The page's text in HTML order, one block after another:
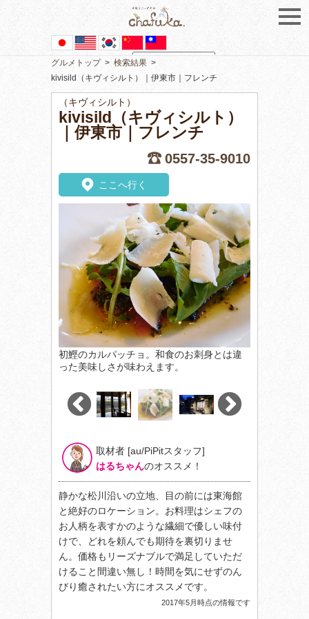
Powered by
グルメトップ> 検索結果 >
kivisild（キヴィシルト）｜伊東市｜フレンチ
（キヴィシルト）
kivisild（キヴィシルト）
｜伊東市｜フレンチ
0557-35-9010
ここへ行く
初鰹のカルパッチョ。和食のお刺身とは違
った美味しさが味わえます。
取材者 [au/PiPitスタッフ]
はるちゃんのオススメ！
静かな松川沿いの立地、目の前には東海館
と絶好のロケーション。お料理はシェフの
お人柄を表すかのような繊細で優しい味付
けで、どれを頼んでも期待を裏切りませ
ん。価格もリーズナブルで満足していただ
けること間違い無し！時間を気にせずのん
びり癒されたい方にオススメです。
2017年5月時点の情報です